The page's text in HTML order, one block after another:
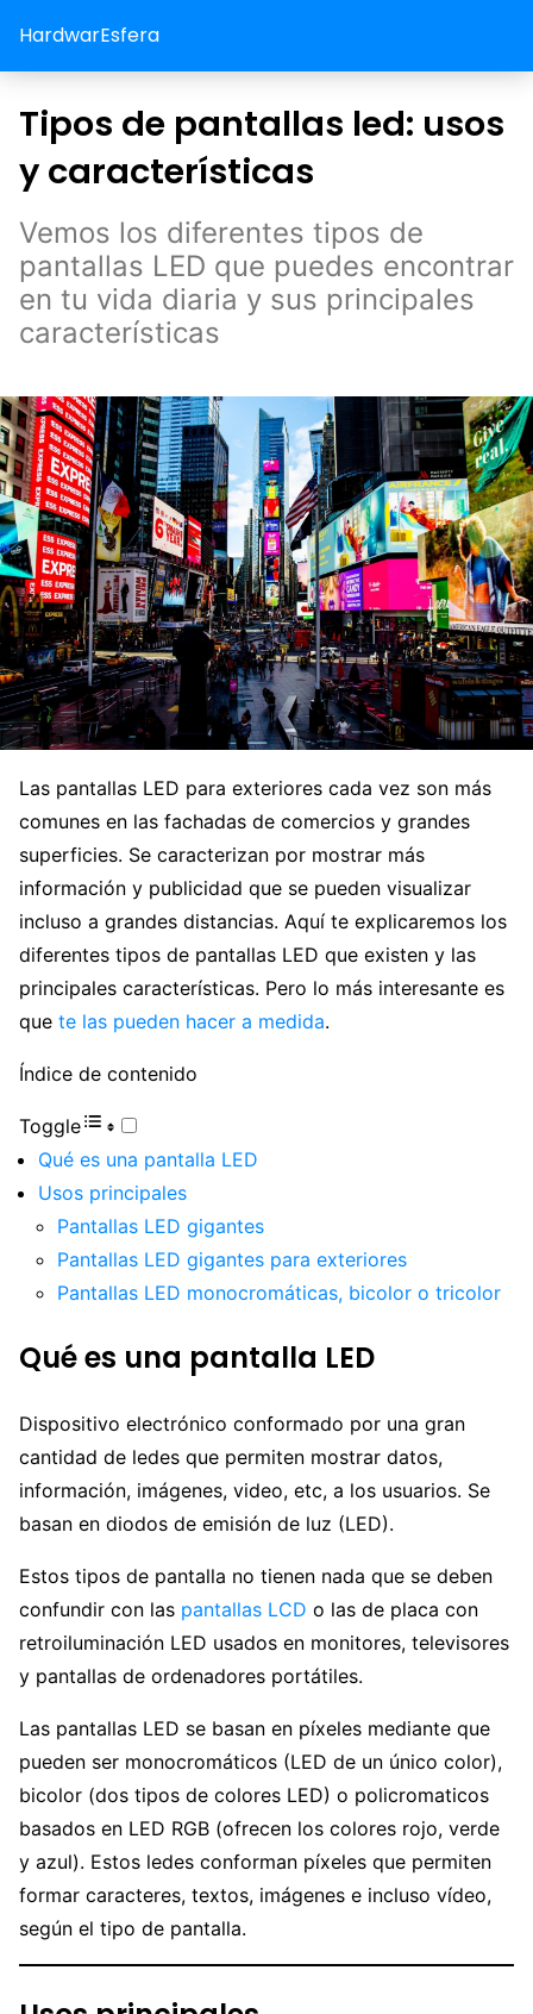
HardwarEsfera
Tipos de pantallas led: usos
y características
Vemos los diferentes tipos de
pantallas LED que puedes encontrar
en tu vida diaria y sus principales
características
Las pantallas LED para exteriores cada vez son más
comunes en las fachadas de comercios y grandes
superficies. Se caracterizan por mostrar más
información y publicidad que se pueden visualizar
incluso a grandes distancias. Aquí te explicaremos los
diferentes tipos de pantallas LED que existen y las
principales características. Pero lo más interesante es
que te las pueden hacer a medida.
Índice de contenido
Toggle
Qué es una pantalla LED
Usos principales
Pantallas LED gigantes
Pantallas LED gigantes para exteriores
Pantallas LED monocromáticas, bicolor o tricolor
Qué es una pantalla LED
Dispositivo electrónico conformado por una gran
cantidad de ledes que permiten mostrar datos,
información, imágenes, video, etc, a los usuarios. Se
basan en diodos de emisión de luz (LED).
Estos tipos de pantalla no tienen nada que se deben
confundir con las pantallas LCD o las de placa con
retroiluminación LED usados en monitores, televisores
y pantallas de ordenadores portátiles.
Las pantallas LED se basan en píxeles mediante que
pueden ser monocromáticos (LED de un único color),
bicolor (dos tipos de colores LED) o policromaticos
basados en LED RGB (ofrecen los colores rojo, verde
y azul). Estos ledes conforman píxeles que permiten
formar caracteres, textos, imágenes e incluso vídeo,
según el tipo de pantalla.